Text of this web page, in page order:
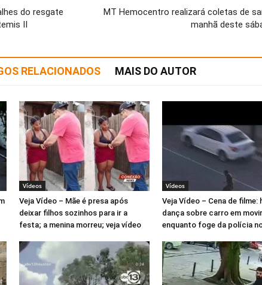
do resgate
II
MT Hemocentro realizará coletas de
manhã deste
RELACIONADOS MAIS DO AUTOR
Vídeos
Veja Vídeo – Mãe é presa após
deixar filhos sozinhos para ir a
festa; a menina morreu; veja vídeo
Vídeos
Veja Vídeo – Cena de filme:
dança sobre carro em
enquanto foge da polícia